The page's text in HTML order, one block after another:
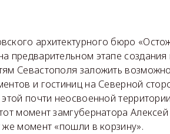
архитектурного бюро
предварительном этапе создания
Севастополя заложить
и гостиниц на Северной
почти неосвоенной
момент замгубернатора
момент «пошли в корзину».